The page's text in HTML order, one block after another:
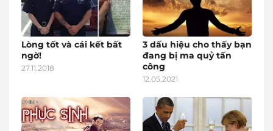
Lòng tốt và cái kết bất
ngờ!
27.11.2018
3 dấu hiệu cho thấy bạn
đang bị ma quỷ tấn
công
12.05.2021